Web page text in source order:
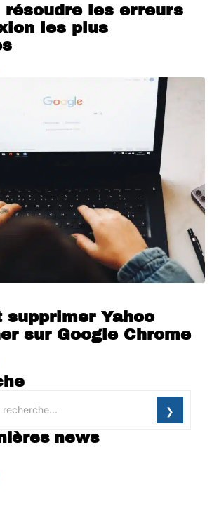
résoudre les erreurs
les plus
supprimer Yahoo
sur Google Chrome
news